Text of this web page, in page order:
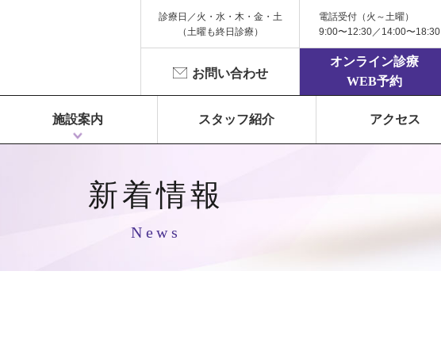
診療日／火・水・木・金・土
（土曜も終日診療）
電話受付（火～土曜）
9:00〜12:30／14:00〜18:30
お問い合わせ
オンライン診療
WEB予約
施設案内 スタッフ紹介 アクセス
新着情報
News